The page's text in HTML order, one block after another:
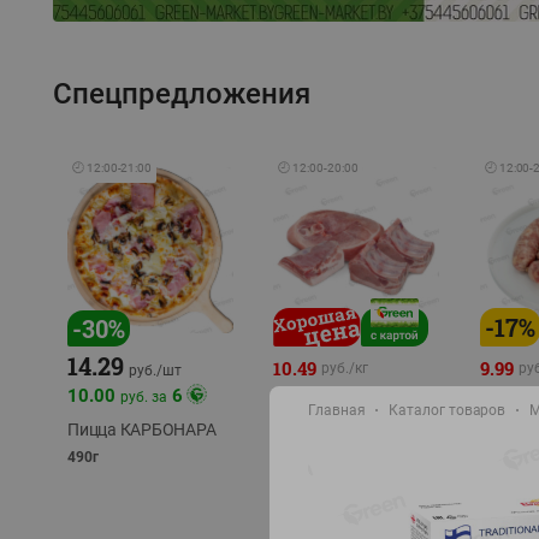
Спецпредложения
🕘 12:00-21:00
-30%
14.29 руб./шт
10.00 руб. за 6
Пицца КАРБОНАРА
490г
🕘 12:00-20:00
10.49 руб./кг
11.49
🕘 12:00-
-17%
9.99
11.99
Главная Каталог товаров